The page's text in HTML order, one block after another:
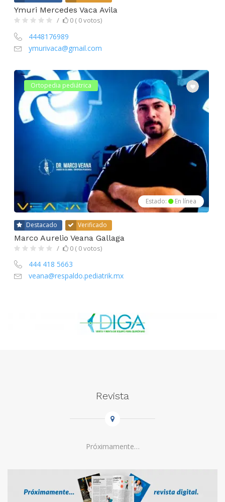
Ymuri Mercedes Vaca Avila
0 ( 0 votos)
4448176989
ymurivaca@gmail.com
Ortopedia pediátrica
Estado: En línea
Destacado Verificado
Marco Aurelio Veana Gallaga
0 ( 0 votos)
444 418 5663
veana@respaldo.pediatrik.mx
Revista
Próximamente…